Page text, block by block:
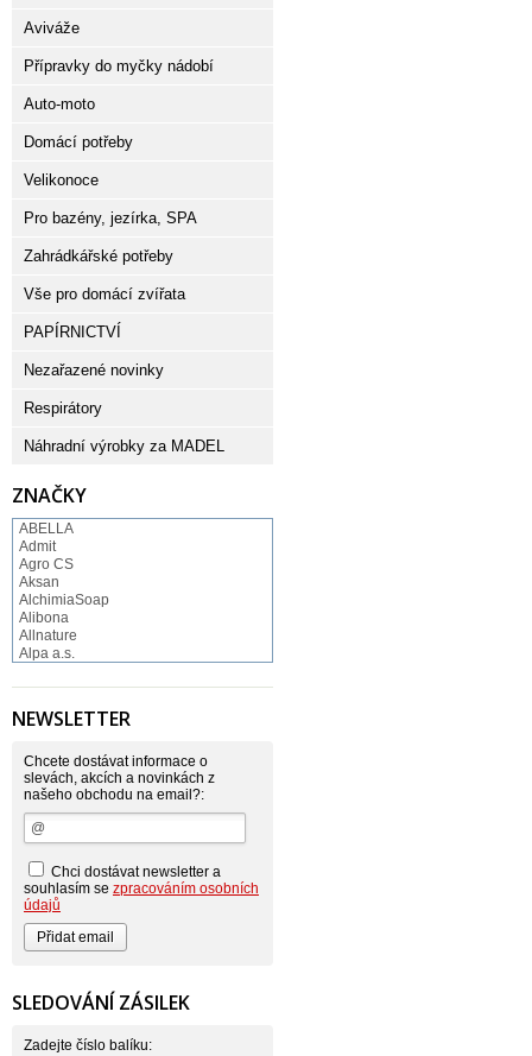
Aviváže
Přípravky do myčky nádobí
Auto-moto
Domácí potřeby
Velikonoce
Pro bazény, jezírka, SPA
Zahrádkářské potřeby
Vše pro domácí zvířata
PAPÍRNICTVÍ
Nezařazené novinky
Respirátory
Náhradní výrobky za MADEL
ZNAČKY
ABELLA
Admit
Agro CS
Aksan
AlchimiaSoap
Alibona
Allnature
Alpa a.s.
Alufix
Astonish
Atlantic
AutoMax Group
Axcentive
BaL
Bateria
Beauty Lille
Beiersdorf - Nivea
Bella
Benkor
BERGEN S. R. L.
Bettina Barty
Bio-repel
Bioclean
Biolit
NEWSLETTER
Chcete dostávat informace o
slevách, akcích a novinkách z
našeho obchodu na email?:
Chci dostávat newsletter a
souhlasím se zpracováním osobních
údajů
SLEDOVÁNÍ ZÁSILEK
Zadejte číslo balíku: